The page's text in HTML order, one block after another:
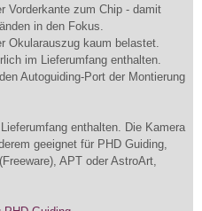
Vorderkante zum Chip - damit
in den Fokus.
Okularauszug kaum belastet.
im Lieferumfang enthalten.
Autoguiding-Port der Montierung
enthalten. Die Kamera
geeignet für PHD Guiding,
APT oder AstroArt,